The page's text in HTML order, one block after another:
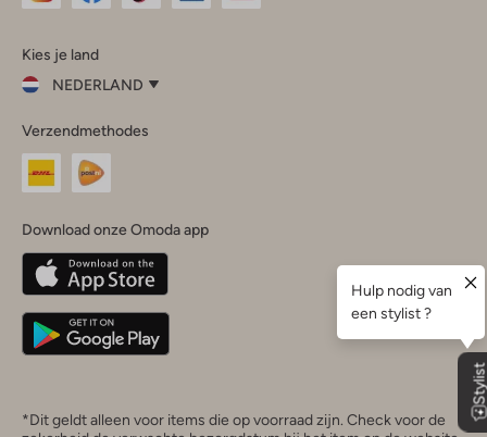
InstagramFacebook
Kies je land
NEDERLAND
je
land
Nederland
Belgique(Français)
Deutschland
Verzendmethodes
Download onze Omoda app
*Dit geldt alleen voor items die op voorraad zijn. Check voor de